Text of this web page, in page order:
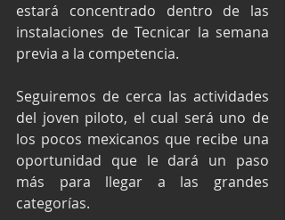
estará concentrado dentro de las
instalaciones de Tecnicar la semana
previa a la competencia.
Seguiremos de cerca las actividades
del joven piloto, el cual será uno de
los pocos mexicanos que recibe una
oportunidad que le dará un paso
más para llegar a las grandes
categorías.